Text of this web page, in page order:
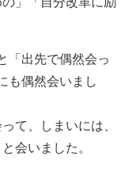
「出先で偶然会っ
も偶然会いまし
て、しまいには、
会いました。